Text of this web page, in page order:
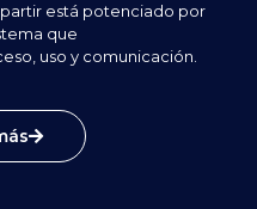
está potenciado por
que
uso y comunicación.